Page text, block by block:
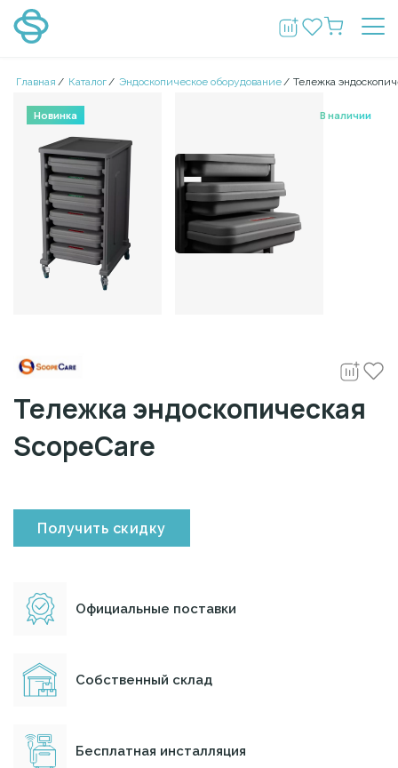
Главная / Каталог/ Эндоскопическое оборудование/ Тележка
Новинка В наличии
Тележка эндоскопическая
ScopeCare
Получить скидку
Официальные поставки
Собственный склад
Бесплатная инсталляция